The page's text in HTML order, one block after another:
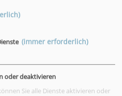
Bovenden,
(immer erforderlich)
oder deaktivieren
Sie alle Dienste aktivieren oder